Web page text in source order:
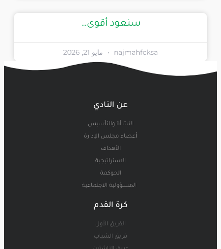
سنعود أقوى…
najmahfcksa مايو 21, 2026
عن النادي
النشأة والتأسيس
أعضاء مجلس الإدارة
الأهداف
الاستراتيجية
الحوكمة
المسؤولية الاجتماعية
كرة القدم
الفريق الأول
فريق الشباب